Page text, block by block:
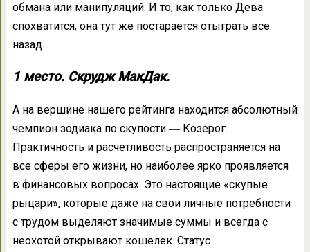
обмана или манипуляций. И то, как только Дева
спохватится, она тут же постарается отыграть все
назад.
1 место. Скрудж МакДак.
А на вершине нашего рейтинга находится абсолютный
чемпион зодиака по скупости ― Козерог.
Практичность и расчетливость распространяется на
все сферы его жизни, но наиболее ярко проявляется
в финансовых вопросах. Это настоящие «скупые
рыцари», которые даже на свои личные потребности
с трудом выделяют значимые суммы и всегда с
неохотой открывают кошелек. Статус ―